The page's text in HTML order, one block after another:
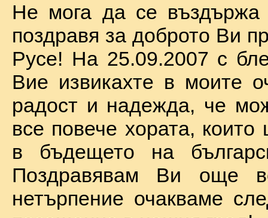
Не мога да се
поздравя за доброто Ви
Русе! На 25.09.2007 с
Вие извикахте в моите
радост и надежда, че
все повече хората, които
в бъдещето на
Поздравявам Ви още
нетърпение очакваме